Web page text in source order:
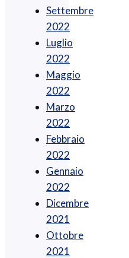
Settembre
2022
Luglio
2022
Maggio
2022
Marzo
2022
Febbraio
2022
Gennaio
2022
Dicembre
2021
Ottobre
2021